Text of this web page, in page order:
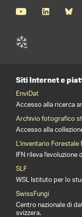
Siti Internet e
EnviDat
Accesso alla ricerca
Archivio fotografico
Accesso alla
L'inventario Forestale
IFN rileva
SLF
WSL Istituto per lo
SwissFungi
Centro nazionale di
svizzera.